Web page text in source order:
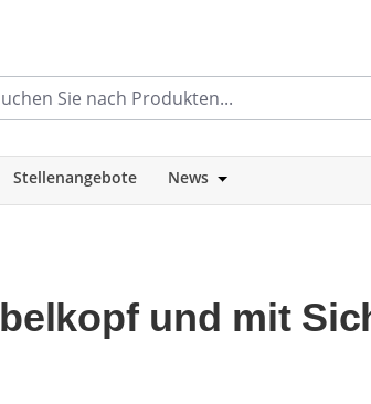
Stellenangebote News Öffne oder
und mit